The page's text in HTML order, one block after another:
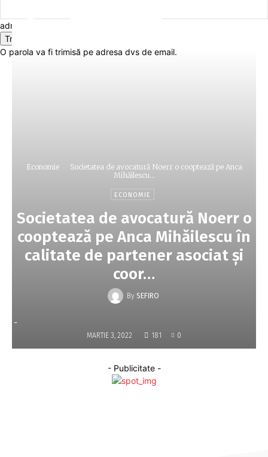
adresa dvs de email
O parola va fi trimisă pe adresa dvs de email.
Economie
Societatea de avocatură Noerr o cooptează pe Anca
Mihăilescu...
ECONOMIE
Societatea de avocatură Noerr o
cooptează pe Anca Mihăilescu în
calitate de partener asociat şi
coor…
By SEFIRO
-
MARTIE 3, 2022 181 0
- Publicitate -